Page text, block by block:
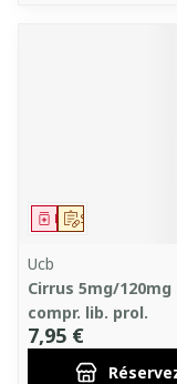
Sur prescription
Médicament
Ucb
Cirrus 5mg/120mg
compr. lib. prol.
7,95 €